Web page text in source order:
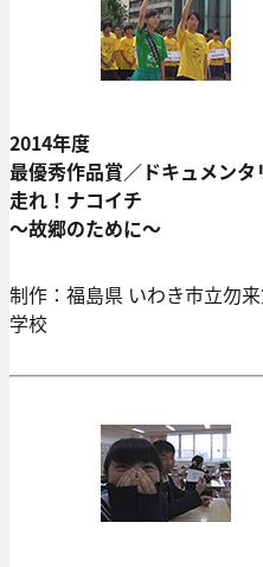
2014年度
最優秀作品賞／ドキュメンタ
走れ！ナコイチ
～故郷のために～
制作：福島県 いわき市立勿
学校